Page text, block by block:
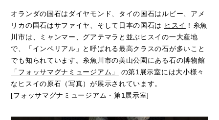
オランダの国石はダイヤモンド、タイの国石はルビー、アメ
リカの国石はサファイヤ、そして日本の国石は ヒスイ ！糸魚
川市は、ミャンマー、グアテマラと並ぶヒスイの一大産地
で、「インペリアル」と呼ばれる最高クラスの石が多いこと
でも知られています。糸魚川市の美山公園にある石の博物館
「フォッサマグナミュージアム」
の第1展示室には大小様々
なヒスイの原石（写真）が展示されています。
[フォッサマグナミュージアム・第1展示室]